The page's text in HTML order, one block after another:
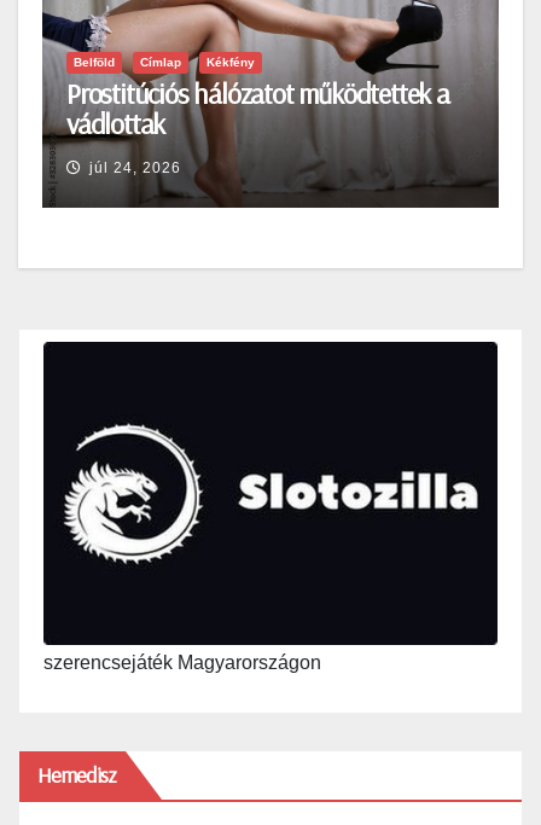
Belföld Címlap Kékfény
Prostitúciós hálózatot működtettek a
vádlottak
júl 24, 2026
szerencsejáték Magyarországon
Hemedisz